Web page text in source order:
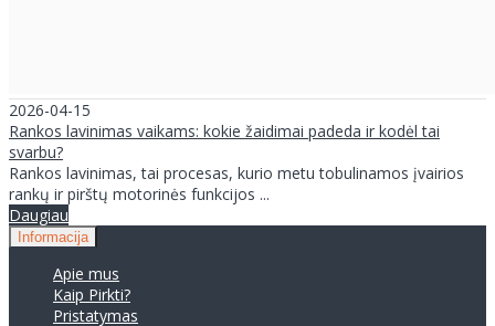
2026-04-15
Rankos lavinimas vaikams: kokie žaidimai padeda ir kodėl tai
svarbu?
Rankos lavinimas, tai procesas, kurio metu tobulinamos įvairios
rankų ir pirštų motorinės funkcijos ...
Daugiau
Informacija
Apie mus
Kaip Pirkti?
Pristatymas